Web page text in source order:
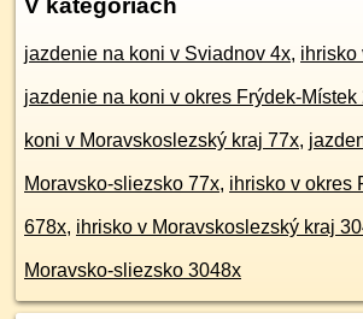
V kategóriách
jazdenie na koni v Sviadnov 4x, ihrisko
jazdenie na koni v okres Frýdek-Místek
koni v Moravskoslezský kraj 77x,
Moravsko-sliezsko 77x, ihrisko v okres
678x, ihrisko v Moravskoslezský kraj
Moravsko-sliezsko 3048x